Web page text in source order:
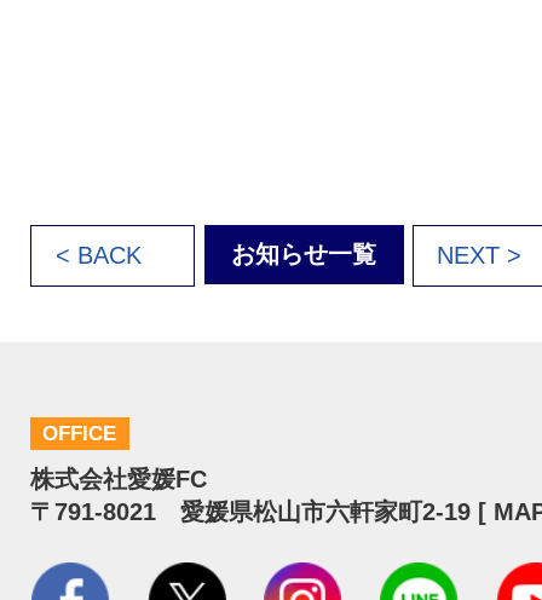
< BACK お知らせ一覧 NEXT >
OFFICE
株式会社愛媛FC
〒791-8021 愛媛県松山市六軒家町2-19 [